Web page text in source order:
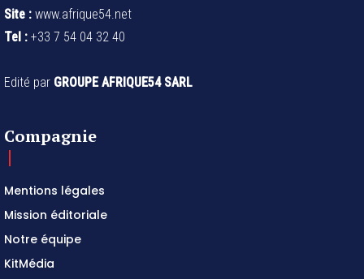
Site : www.afrique54.net
Tel : +33 7 54 04 32 40
Edité par GROUPE AFRIQUE54 SARL
Compagnie
Mentions légales
Mission éditoriale
Notre équipe
KitMédia